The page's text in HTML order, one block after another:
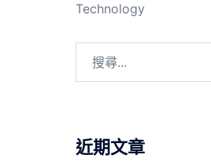
Technology
字:
近期文章